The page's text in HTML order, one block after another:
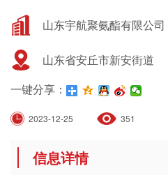
山东宇航聚氨酯有限公司
山东省安丘市新安街道
一键分享：
2023-12-25 351
信息详情